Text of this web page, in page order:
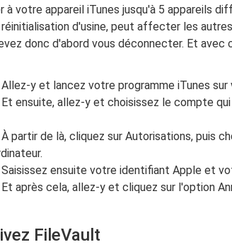
à votre appareil iTunes jusqu'à 5 appareils
d'usine, peut affecter les
donc d'abord vous déconnecter. Et
y et lancez votre programme iTunes sur
Et ensuite, allez-y et choisissez le compte
partir de là, cliquez sur Autorisations, puis
Saisissez ensuite votre identifiant Apple et
après cela, allez-y et cliquez sur l'option
FileVault